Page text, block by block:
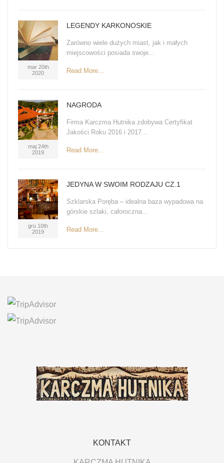
mar 20th
2020
LEGENDY KARKONOSKIE
Zarówno wiele dużych miast, jak i małych
miejscowości posiada swoje...
Read More...
maj 24th
2019
NAGRODA
Firma Karczma Hutnika zdobywa Certyfikat
Jakości Roku 2016 i 2017...
Read More...
gru 10th
2019
JEDYNA W SWOIM RODZAJU CZ.1
Szklarska Poręba – idealna baza wypadowa na
górskie szlaki, całoroczna...
Read More...
KONTAKT